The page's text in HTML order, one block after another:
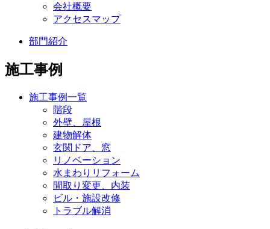
会社概要
アクセスマップ
部門紹介
施工事例
施工事例一覧
階段
外壁、屋根
建物解体
玄関ドア、窓
リノベーション
水まわりリフォーム
間取り変更、内装
ビル・施設改修
トラブル解消